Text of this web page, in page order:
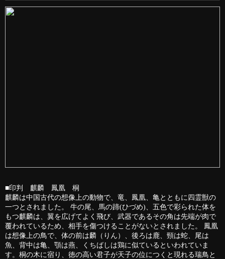
■印判 麒麟 鳳凰 桐
麒麟は中国古代の想像上の動物で、竜、鳳凰、亀とともに四霊獣の
一つとされました。 牛の尾、馬の蹄(ひづめ)、五色で彩られた体を
もつ麒麟は、翼を広げてよく飛び、武器であるその角は先端が肉で
覆われているため、相手を傷つけることがないとされました。 鳳凰
は想像上の鳥で、体の前は麟（りん）、後ろは鹿、頸は蛇、尾は
魚、背中は亀、顎は燕、くちばしは鶏に似ているといわれていま
す。桐の木に宿り、徳の高い君子が天子の位につくと現れる瑞鳥と